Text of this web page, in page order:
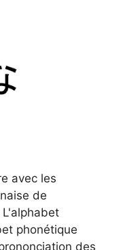
avec les
de
phonétique
des